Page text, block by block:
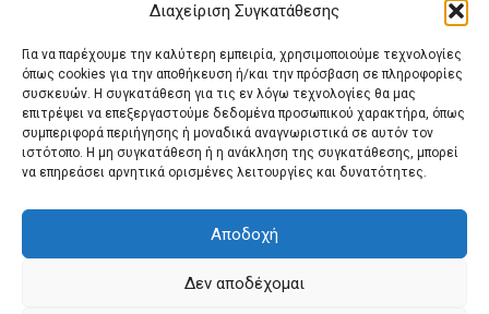
Διαχείριση Συγκατάθεσης
Για να παρέχουμε την καλύτερη εμπειρία, χρησιμοποιούμε τεχνολογίες
όπως cookies για την αποθήκευση ή/και την πρόσβαση σε πληροφορίες
συσκευών. Η συγκατάθεση για τις εν λόγω τεχνολογίες θα μας
επιτρέψει να επεξεργαστούμε δεδομένα προσωπικού χαρακτήρα, όπως
συμπεριφορά περιήγησης ή μοναδικά αναγνωριστικά σε αυτόν τον
ιστότοπο. Η μη συγκατάθεση ή η ανάκληση της συγκατάθεσης, μπορεί
να επηρεάσει αρνητικά ορισμένες λειτουργίες και δυνατότητες.
Αποδοχή
Δεν αποδέχομαι
Buy Adspace ΑΡΧΙΚΗ ΕΠΙΚΟΙΝΩΝΙΑ
ΟΡΟΙ ΧΡΗΣΗΣ